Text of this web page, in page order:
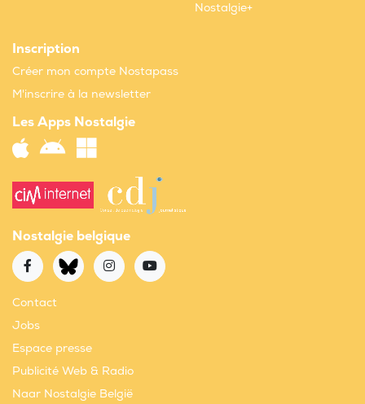
Nostalgie+
Inscription
Créer mon compte Nostapass
M'inscrire à la newsletter
Les Apps Nostalgie
Nostalgie belgique
Contact
Jobs
Espace presse
Publicité Web & Radio
Naar Nostalgie België